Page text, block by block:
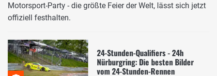
Motorsport-Party - die größte Feier der Welt, lässt sich jetzt
offiziell festhalten.
24-Stunden-Qualifiers - 24h
Nürburgring: Die besten Bilder
vom 24-Stunden-Rennen